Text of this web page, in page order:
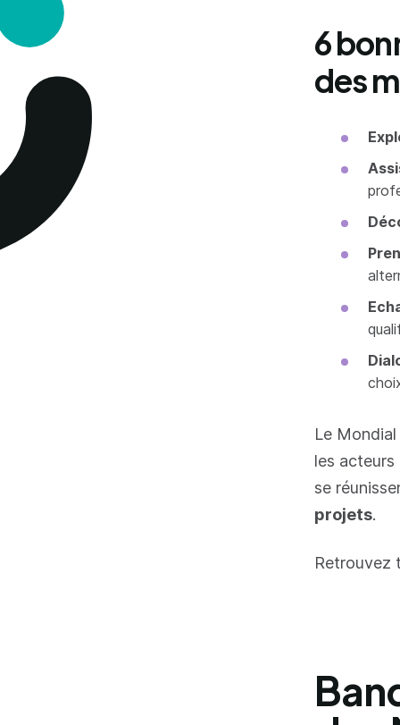
6
des
Le
les acteurs
se
projets.
Retrouvez